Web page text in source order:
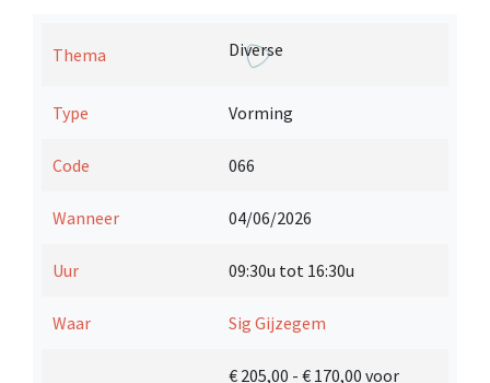
Thema Diverse
Type Vorming
Code 066
Wanneer 04/06/2026
Uur 09:30u tot 16:30u
Waar Sig Gijzegem
€ 205,00 - € 170,00 voor